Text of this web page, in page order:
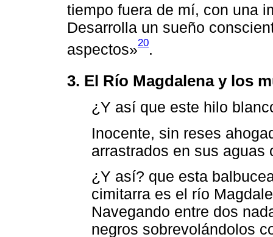
tiempo fuera de mí, con una
Desarrolla un sueño
aspectos»20.
3. El Río Magdalena y los
¿Y así que este hilo
Inocente, sin reses
arrastrados en sus aguas
¿Y así? que esta
cimitarra es el río
Navegando entre dos
negros sobrevolándolos